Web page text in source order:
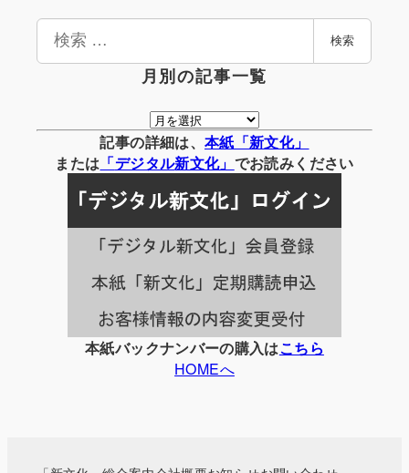
検
検索
月別の記事一覧
月
別
の
事
一
覧
記事の詳細は、 本紙「新文化」
または 「デジタル新文化」 でお読みください
本紙バックナンバーの購入はこちら
HOMEへ